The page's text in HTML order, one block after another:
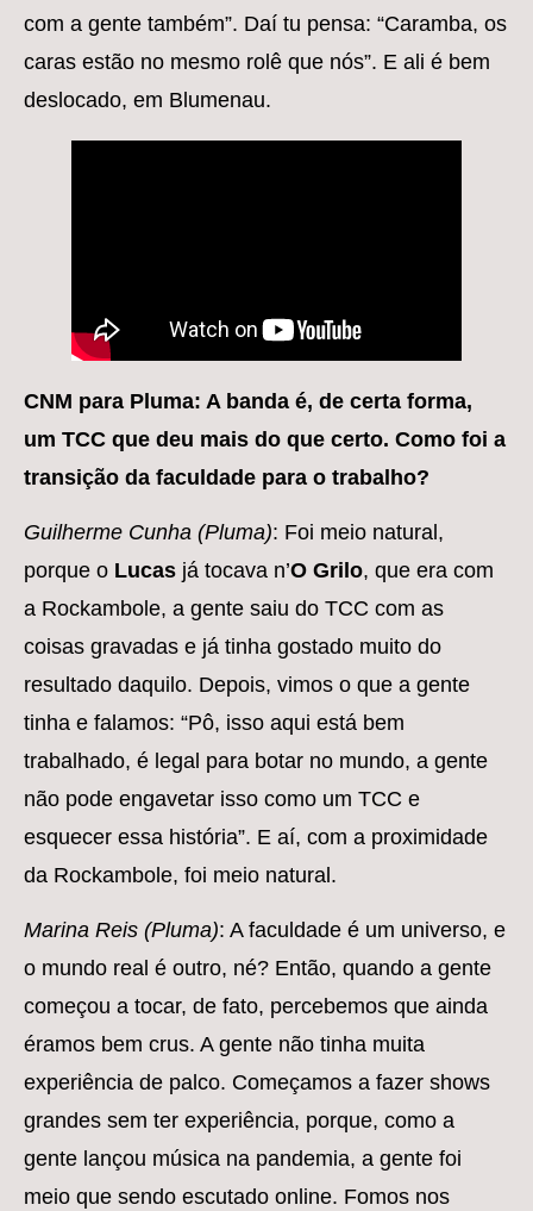
com a gente também”. Daí tu pensa: “Caramba, os
caras estão no mesmo rolê que nós”. E ali é bem
deslocado, em Blumenau.
­CNM para Pluma: A banda é, de certa forma,
um TCC que deu mais do que certo. Como foi a
transição da faculdade para o trabalho?
Guilherme Cunha (Pluma): Foi meio natural,
porque o Lucas já tocava n’O Grilo, que era com
a Rockambole, a gente saiu do TCC com as
coisas gravadas e já tinha gostado muito do
resultado daquilo. Depois, vimos o que a gente
tinha e falamos: “Pô, isso aqui está bem
trabalhado, é legal para botar no mundo, a gente
não pode engavetar isso como um TCC e
esquecer essa história”. E aí, com a proximidade
da Rockambole, foi meio natural.
Marina Reis (Pluma): A faculdade é um universo, e
o mundo real é outro, né? Então, quando a gente
começou a tocar, de fato, percebemos que ainda
éramos bem crus. A gente não tinha muita
experiência de palco. Começamos a fazer shows
grandes sem ter experiência, porque, como a
gente lançou música na pandemia, a gente foi
meio que sendo escutado online. Fomos nos